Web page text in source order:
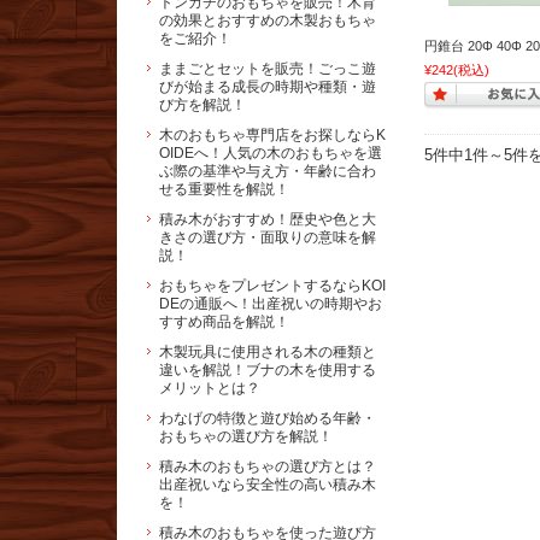
円錐台 20Φ 40Φ 20
¥242(税込)
5件中1件～5件
の効果とおすすめの木製おもちゃ
をご紹介！
ままごとセットを販売！ごっこ遊
びが始まる成長の時期や種類・遊
び方を解説！
木のおもちゃ専門店をお探しならK
OIDEへ！人気の木のおもちゃを選
ぶ際の基準や与え方・年齢に合わ
せる重要性を解説！
積み木がおすすめ！歴史や色と大
きさの選び方・面取りの意味を解
説！
おもちゃをプレゼントするならKOI
DEの通販へ！出産祝いの時期やお
すすめ商品を解説！
木製玩具に使用される木の種類と
違いを解説！ブナの木を使用する
メリットとは？
わなげの特徴と遊び始める年齢・
おもちゃの選び方を解説！
積み木のおもちゃの選び方とは？
出産祝いなら安全性の高い積み木
を！
積み木のおもちゃを使った遊び方